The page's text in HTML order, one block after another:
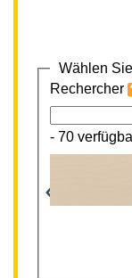
Wählen
Rechercher
- 70
‹